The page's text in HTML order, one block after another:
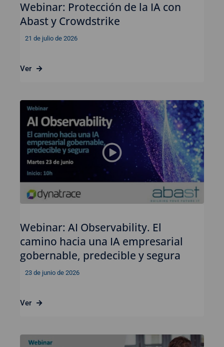
Webinar: Protección de la IA con
Abast y Crowdstrike
21 de julio de 2026
Ver
Webinar: AI Observability. El
camino hacia una IA empresarial
gobernable, predecible y segura
23 de junio de 2026
Ver